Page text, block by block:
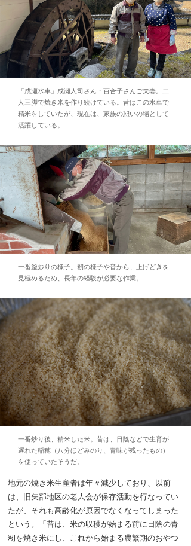
「成瀬水車」成瀬人司さん・百合子さんご夫妻。二
人三脚で焼き米を作り続けている。昔はこの水車で
精米をしていたが、現在は、家族の憩いの場として
活躍している。
一番釜炒りの様子。籾の様子や音から、上げどきを
見極めるため、長年の経験が必要な作業。
一番炒り後、精米した米。昔は、日陰などで生育が
遅れた稲穂（八分ほどみのり、青味が残ったもの）
を使っていたそうだ。
地元の焼き米生産者は年々減少しており、以前
は、旧矢部地区の老人会が保存活動を行なってい
たが、それも高齢化が原因でなくなってしまった
という。「昔は、米の収穫が始まる前に日陰の青
籾を焼き米にし、これから始まる農繁期のおやつ